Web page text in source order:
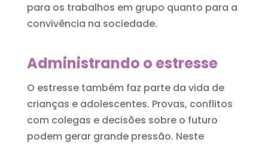
para os trabalhos em grupo quanto para a
convivência na sociedade.
Administrando o estresse
O estresse também faz parte da vida de
crianças e adolescentes. Provas, conflitos
com colegas e decisões sobre o futuro
podem gerar grande pressão. Neste